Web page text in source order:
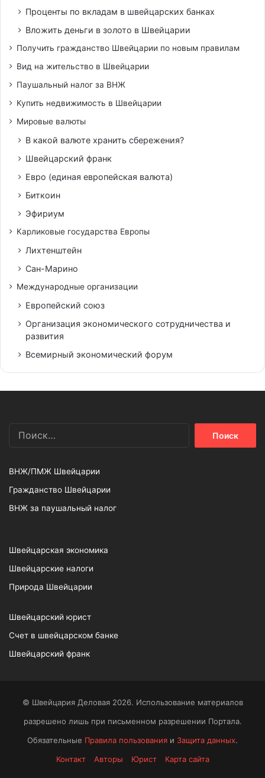
Проценты по вкладам в швейцарских банках
Вложить деньги в золото в Швейцарии
Получить гражданство Швейцарии по новым правилам
Вид на жительство в Швейцарии
Паушальный налог за ВНЖ
Купить недвижимость в Швейцарии
Мировые валюты
В какой валюте хранить сбережения?
Швейцарский франк
Евро (единая европейская валюта)
Биткоин
Эфириум
Карликовые государства Европы
Лихтенштейн
Сан-Марино
Международные организации
Европейский союз
Организация экономического сотрудничества и
развития
Всемирный экономический форум
ВНЖ/ПМЖ Швейцарии
Гражданство Швейцарии
ВНЖ за паушальный налог
Швейцарская экономика
Швейцарские налоги
Природа Швейцарии
Швейцарский юрист
Счет в швейцарском банке
Швейцарский франк
© Швейцария Деловая 2026. Использование материалов
разрешено лишь при письменном разрешении Портала.
Обязательные Правила пользования и Защита данных.
Контакт
Авторы Юрист Карта сайта